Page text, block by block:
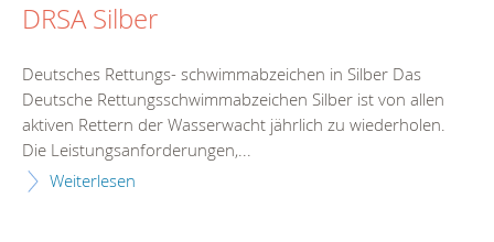
DRSA Silber
Deutsches Rettungs- schwimmabzeichen in Silber Das
Deutsche Rettungsschwimmabzeichen Silber ist von allen
aktiven Rettern der Wasserwacht jährlich zu wiederholen.
Die Leistungsanforderungen,...
Weiterlesen